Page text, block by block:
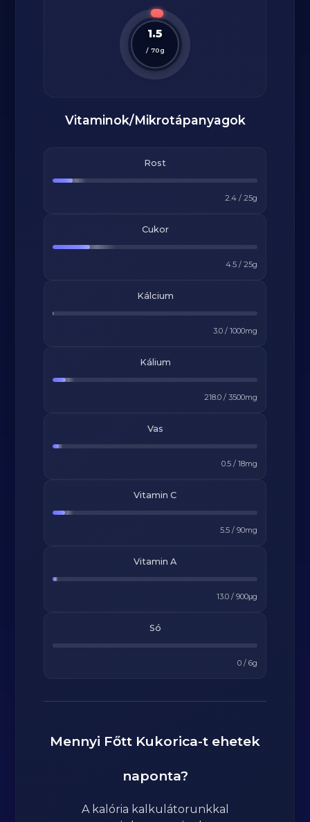
1.5
/ 70g
Vitaminok/Mikrotápanyagok
Rost
2.4/ 25g
Cukor
4.5/ 25g
Kálcium
3.0/ 1000mg
Kálium
218.0/ 3500mg
Vas
0.5/ 18mg
Vitamin C
5.5/ 90mg
Vitamin A
13.0/ 900μg
Só
0/ 6g
Mennyi Főtt Kukorica-t ehetek
naponta?
A kalória kalkulátorunkkal